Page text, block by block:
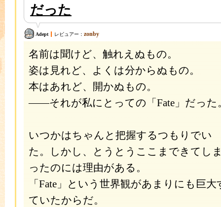
だった
レビュアー： zonby
Adept
名前は聞けど、触れえぬもの。
姿は見れど、よくは分からぬもの。
本はあれど、開かぬもの。
――それが私にとっての「Fate」だった
いつかはちゃんと把握するつもりでい
た。しかし、とうとうここまできてし
ったのには理由がある。
「Fate」という世界観があまりにも巨
ていたからだ。